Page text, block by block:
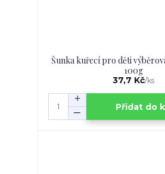
Šunka kuřecí pro děti
100g
37,7 Kč/ks
Přidat do